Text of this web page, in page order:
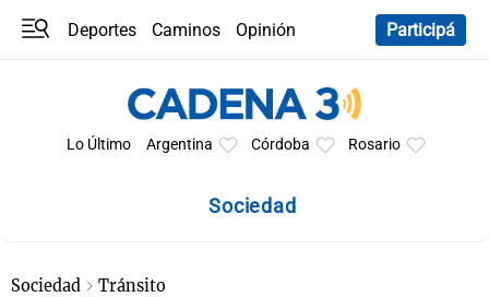
Deportes Caminos
Opinión
Participá
Lo Último Argentina Córdoba Rosario
Sociedad
Sociedad Tránsito